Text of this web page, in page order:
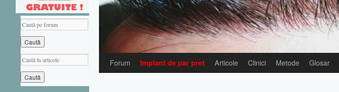
Forum Implant de par pret Articole Clinici Metode Glosar